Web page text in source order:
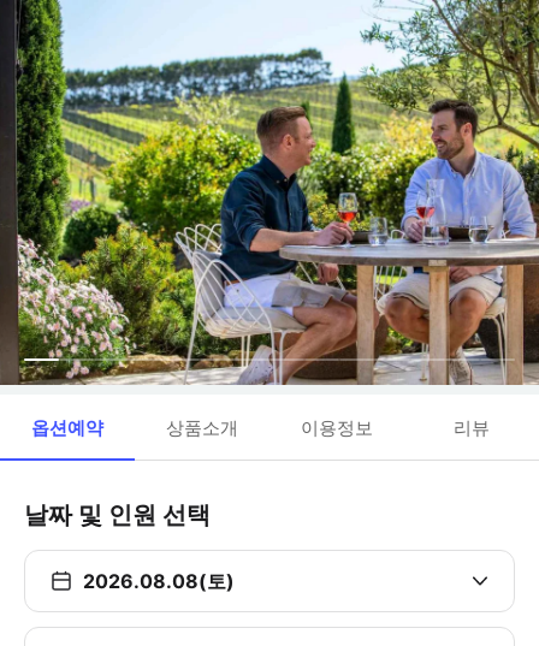
옵션예약 상품소개 이용정보 리뷰
날짜 및 인원 선택
2026.08.08(토)